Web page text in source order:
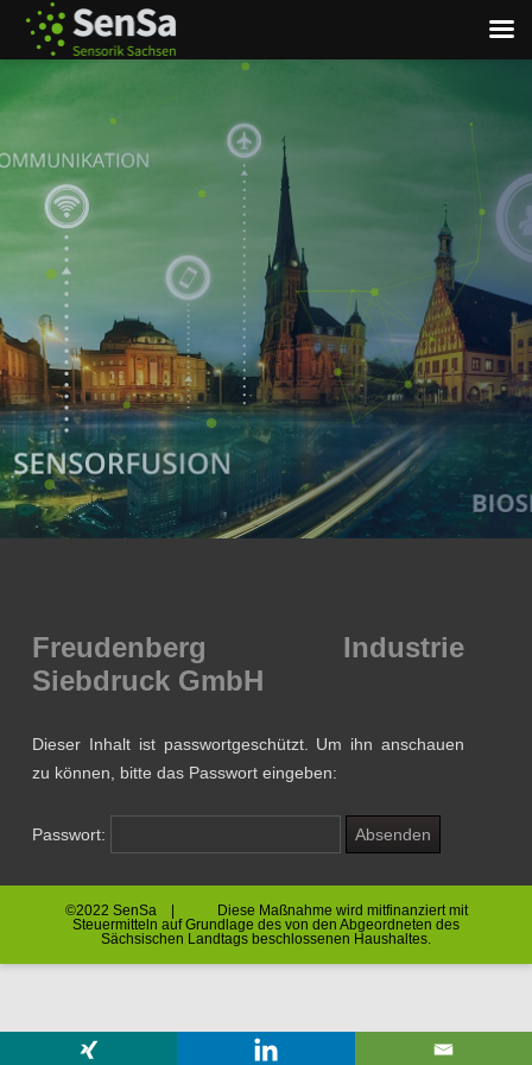
Freudenberg Industrie
Siebdruck GmbH
Dieser Inhalt ist passwortgeschützt. Um ihn anschauen
zu können, bitte das Passwort eingeben:
Passwort:
©2022 SenSa | Diese Maßnahme wird mitfinanziert mit
Steuermitteln auf Grundlage des von den Abgeordneten des
Sächsischen Landtags beschlossenen Haushaltes.